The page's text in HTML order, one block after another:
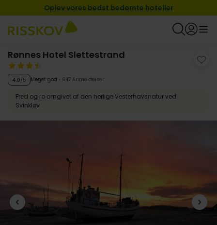
Oplev vores bedst bedømte hoteller
Rønnes Hotel Slettestrand
4.0/5 Meget god 647 Anmeldelser
Fred og ro omgivet af den herlige Vesterhavsnatur ved
Svinkløv